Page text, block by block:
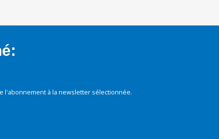
à la newsletter sélectionnée.